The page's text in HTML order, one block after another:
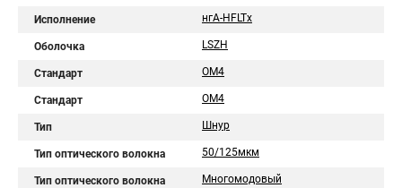
Исполнение нгА-HFLTx
Оболочка LSZH
Стандарт ОM4
Стандарт OM4
Тип Шнур
Тип оптического волокна 50/125мкм
Тип оптического волокна Многомодовый